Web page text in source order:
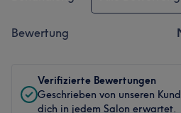
Bewertung
Verifizierte Bewertungen
Geschrieben von unseren
dich in jedem Salon erwartet.